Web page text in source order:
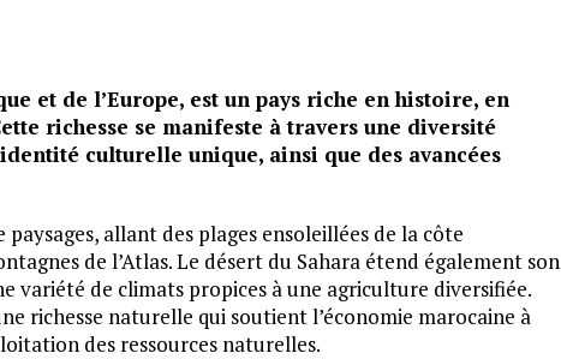
et de l’Europe, est un pays riche en histoire, en
richesse se manifeste à travers une diversité
culturelle unique, ainsi que des avancées
allant des plages ensoleillées de la côte
de l’Atlas. Le désert du Sahara étend également son
variété de climats propices à une agriculture diversifiée.
richesse naturelle qui soutient l’économie marocaine à
des ressources naturelles.